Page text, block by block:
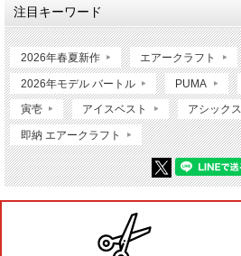
注目キーワード
2026年春夏新作 エアークラフト
2026年モデル バートル PUMA
寅壱 アイスベスト アシックス
即納 エアークラフト